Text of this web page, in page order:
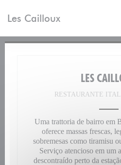
Les Cailloux
LES
RESTAURANTE
Uma trattoria de bairro em
oferece massas frescas,
sobremesas como tiramisu
Serviço atencioso em um
descontraído perto da